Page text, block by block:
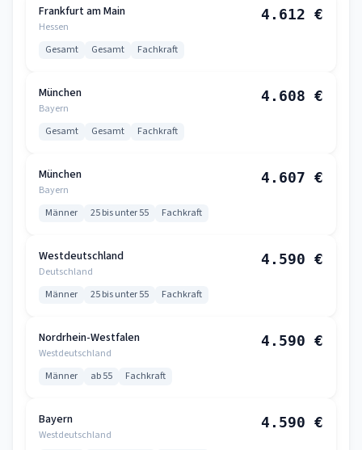
Frankfurt am Main
Hessen
4.612 €
Gesamt Gesamt Fachkraft
München
Bayern
4.608 €
Gesamt Gesamt Fachkraft
München
Bayern
4.607 €
Männer 25 bis unter 55 Fachkraft
Westdeutschland
Deutschland
4.590 €
Männer 25 bis unter 55 Fachkraft
Nordrhein-Westfalen
Westdeutschland
4.590 €
Männer ab 55 Fachkraft
Bayern
Westdeutschland
4.590 €